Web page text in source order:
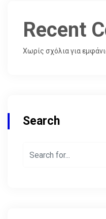
Recent
Χωρίς σχόλια για
Search